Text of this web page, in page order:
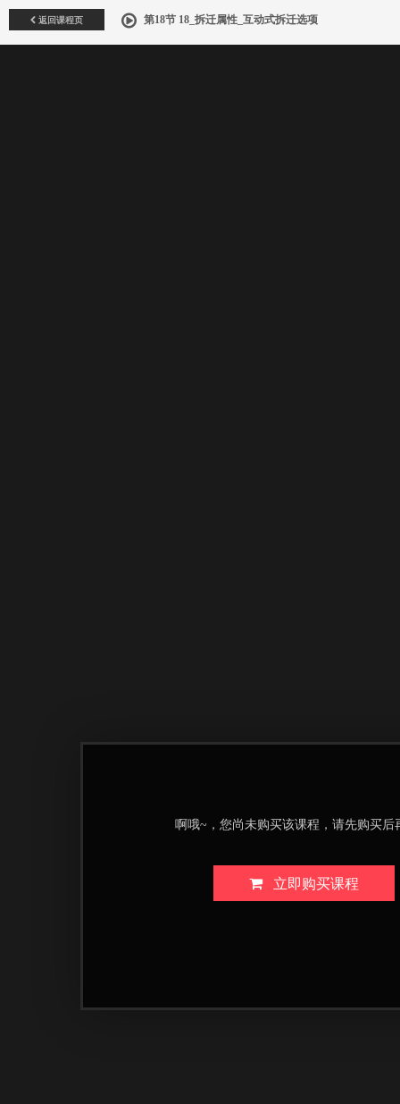
返回课程页 第18节 18_拆迁属性_互动式拆迁选项
啊哦~，您尚未购买该课程，请先购买后
立即购买课程